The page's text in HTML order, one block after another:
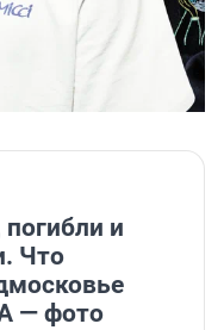
и
Что
— фото